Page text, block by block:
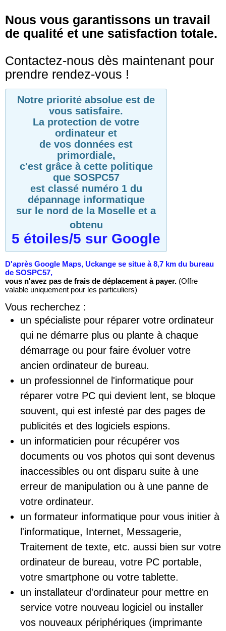
Nous vous garantissons un travail
de qualité et une satisfaction totale.
Contactez-nous dès maintenant pour
prendre rendez-vous !
Notre priorité absolue est de
vous satisfaire.
La protection de votre
ordinateur et
de vos données est
primordiale,
c'est grâce à cette politique
que SOSPC57
est classé numéro 1 du
dépannage informatique
sur le nord de la Moselle et a
obtenu
5 étoiles/5 sur Google
D'après Google Maps, Uckange se situe à 8,7 km du bureau
de SOSPC57,
vous n'avez pas de frais de déplacement à payer. (Offre
valable uniquement pour les particuliers)
Vous recherchez :
un spécialiste pour réparer votre ordinateur
qui ne démarre plus ou plante à chaque
démarrage ou pour faire évoluer votre
ancien ordinateur de bureau.
un professionnel de l'informatique pour
réparer votre PC qui devient lent, se bloque
souvent, qui est infesté par des pages de
publicités et des logiciels espions.
un informaticien pour récupérer vos
documents ou vos photos qui sont devenus
inaccessibles ou ont disparu suite à une
erreur de manipulation ou à une panne de
votre ordinateur.
un formateur informatique pour vous initier à
l'informatique, Internet, Messagerie,
Traitement de texte, etc. aussi bien sur votre
ordinateur de bureau, votre PC portable,
votre smartphone ou votre tablette.
un installateur d'ordinateur pour mettre en
service votre nouveau logiciel ou installer
vos nouveaux périphériques (imprimante